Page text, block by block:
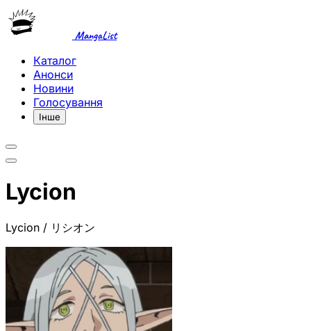
MangaList
Каталог
Анонси
Новини
Голосування
Інше
Lycion
Lycion / リシオン